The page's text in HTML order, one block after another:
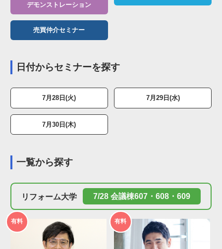
デモンストレーション
売買仲介セミナー
日付からセミナーを探す
7月28日(火) 7月29日(水)
7月30日(木)
一覧から探す
リフォーム大学 7/28 会議棟607・608・609
2026年
度
有料
2026年
度
有料